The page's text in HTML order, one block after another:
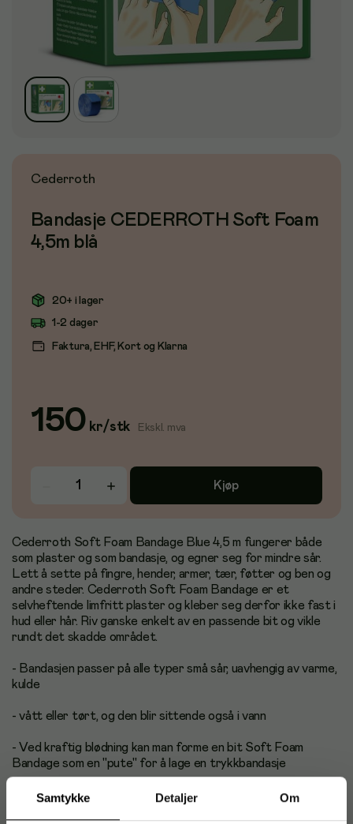
Samtykke Detaljer Om
Cederroth
Bandasje CEDERROTH Soft Foam
4,5m blå
20+ i lager
1-2 dager
Faktura, EHF, Kort og Klarna
150 kr/stk Ekskl. mva
Kjøp
Cederroth Soft Foam Bandage Blue 4,5 m fungerer både
som plaster og som bandasje, og egner seg for mindre sår.
Lett å sette på fingre, hender, armer, tær, føtter og ben og
andre steder. Cederroth Soft Foam Bandage er et
selvheftende limfritt plaster og kleber seg derfor ikke fast i
hud eller hår. Riv ganske enkelt av en passende bit og vikle
rundt det skadde området.
- Bandasjen passer på alle typer små sår, uavhengig av varme,
kulde
- vått eller tørt, og den blir sittende også i vann
- Ved kraftig blødning kan man forme en bit Soft Foam
Bandage som en ''pute'' for å lage en trykkbandasje
- Cederroth Soft Foam Bandage er ideell for rask og enkel